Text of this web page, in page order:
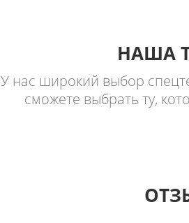
НАША
У нас широкий выбор
сможете выбрать ту,